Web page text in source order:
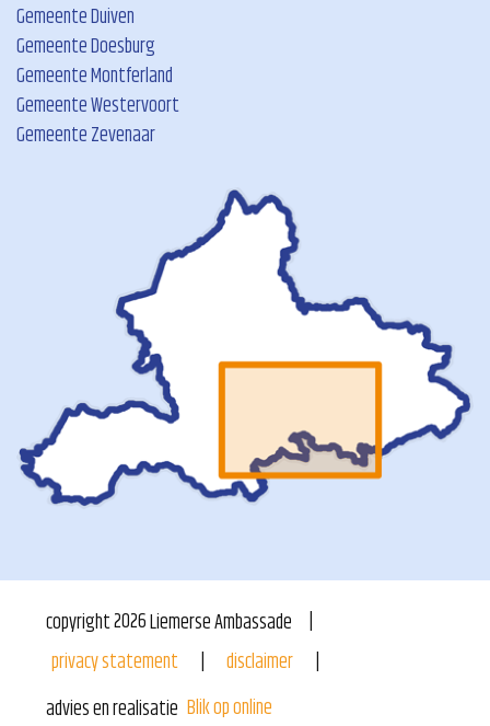
Gemeente Duiven
Gemeente Doesburg
Gemeente Montferland
Gemeente Westervoort
Gemeente Zevenaar
copyright2026Liemerse Ambassade
privacy statement
disclaimer
advies en realisatie Blik op online